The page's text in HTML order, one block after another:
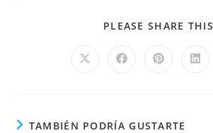
PLEASE SHARE THIS
TAMBIÉN PODRÍA GUSTARTE